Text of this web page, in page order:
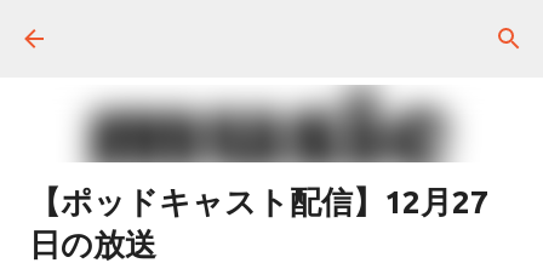
【ポッドキャスト配信】12月27
日の放送